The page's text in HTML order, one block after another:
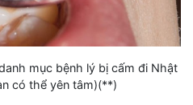
mục bệnh lý bị cấm đi Nhật
có thể yên tâm)(**)